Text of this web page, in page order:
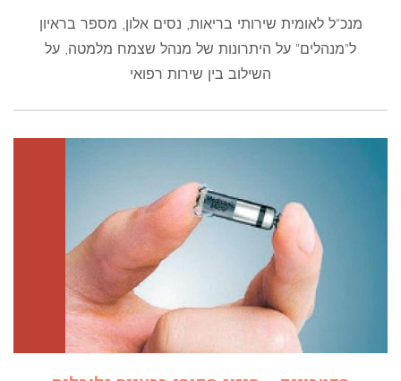
מנכ"ל לאומית שירותי בריאות, נסים אלון, מספר בראיון
ל"מנהלים" על היתרונות של מנהל שצמח מלמטה, על
השילוב בין שירות רפואי